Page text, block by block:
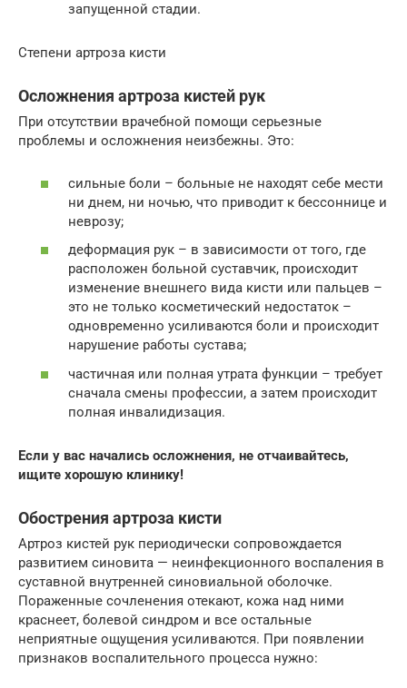
запущенной стадии.
Степени артроза кисти
Осложнения артроза кистей рук
При отсутствии врачебной помощи серьезные
проблемы и осложнения неизбежны. Это:
сильные боли – больные не находят себе мести
ни днем, ни ночью, что приводит к бессоннице и
неврозу;
деформация рук – в зависимости от того, где
расположен больной суставчик, происходит
изменение внешнего вида кисти или пальцев –
это не только косметический недостаток –
одновременно усиливаются боли и происходит
нарушение работы сустава;
частичная или полная утрата функции – требует
сначала смены профессии, а затем происходит
полная инвалидизация.
Если у вас начались осложнения, не отчаивайтесь,
ищите хорошую клинику!
Обострения артроза кисти
Артроз кистей рук периодически сопровождается
развитием синовита — неинфекционного воспаления в
суставной внутренней синовиальной оболочке.
Пораженные сочленения отекают, кожа над ними
краснеет, болевой синдром и все остальные
неприятные ощущения усиливаются. При появлении
признаков воспалительного процесса нужно: